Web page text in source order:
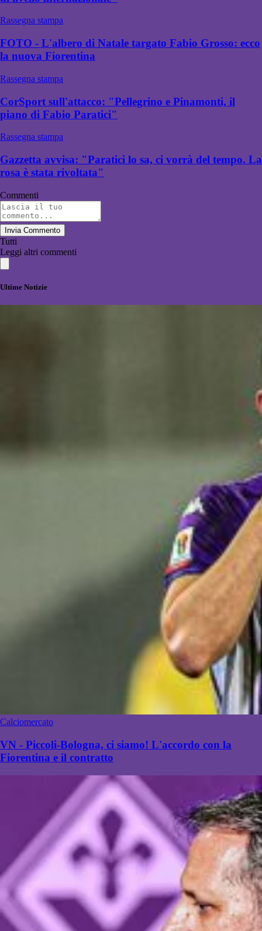
Rassegna stampa
FOTO - L'albero di Natale targato Fabio Grosso: ecco
la nuova Fiorentina
Rassegna stampa
CorSport sull'attacco: "Pellegrino e Pinamonti, il
piano di Fabio Paratici"
Rassegna stampa
Gazzetta avvisa: "Paratici lo sa, ci vorrà del tempo. La
rosa è stata rivoltata"
Commenti
Invia Commento
Tutti
Leggi altri commenti
Ultime Notizie
Calciomercato
VN - Piccoli-Bologna, ci siamo! L'accordo con la
Fiorentina e il contratto